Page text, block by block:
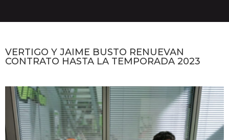
VERTIGO Y JAIME BUSTO RENUEVAN
CONTRATO HASTA LA TEMPORADA 2023